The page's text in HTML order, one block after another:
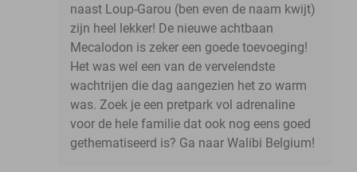
naast Loup-Garou (ben even de naam kwijt)
zijn heel lekker! De nieuwe achtbaan
Mecalodon is zeker een goede toevoeging!
Het was wel een van de vervelendste
wachtrijen die dag aangezien het zo warm
was. Zoek je een pretpark vol adrenaline
voor de hele familie dat ook nog eens goed
gethematiseerd is? Ga naar Walibi Belgium!